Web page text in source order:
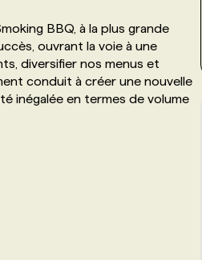
BBQ, à la plus grande
ouvrant la voie à une
diversifier nos menus et
conduit à créer une nouvelle
inégalée en termes de volume